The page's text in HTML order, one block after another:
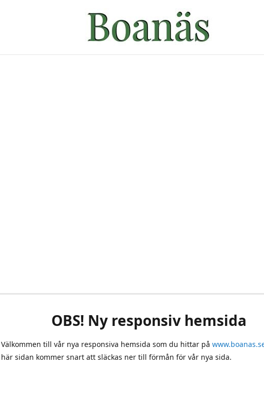
OBS! Ny responsiv hemsida
Välkommen till vår nya responsiva hemsida som du hittar på
här sidan kommer snart att släckas ner till förmån för vår nya sida.